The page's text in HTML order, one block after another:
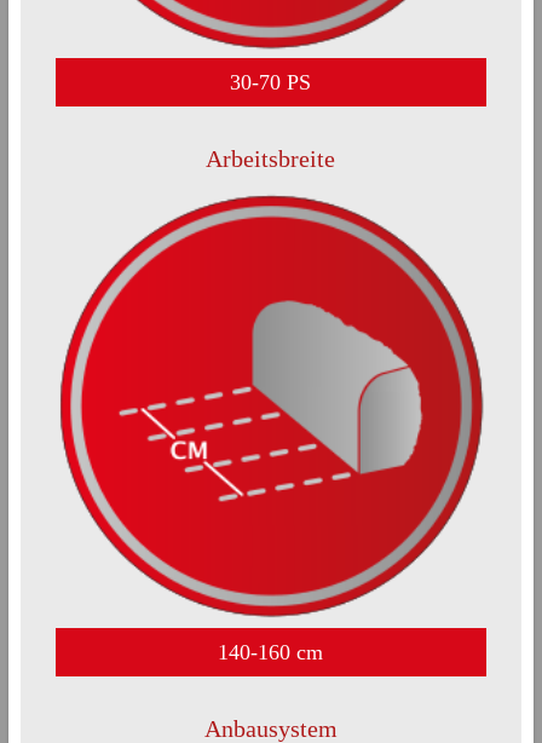
30-70 PS
Arbeitsbreite
140-160 cm
Anbausystem